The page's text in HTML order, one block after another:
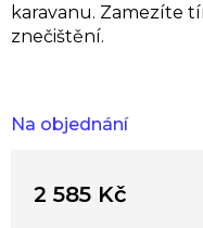
Na objednání
karavanu. Zamezíte
znečištění.
2 585 Kč